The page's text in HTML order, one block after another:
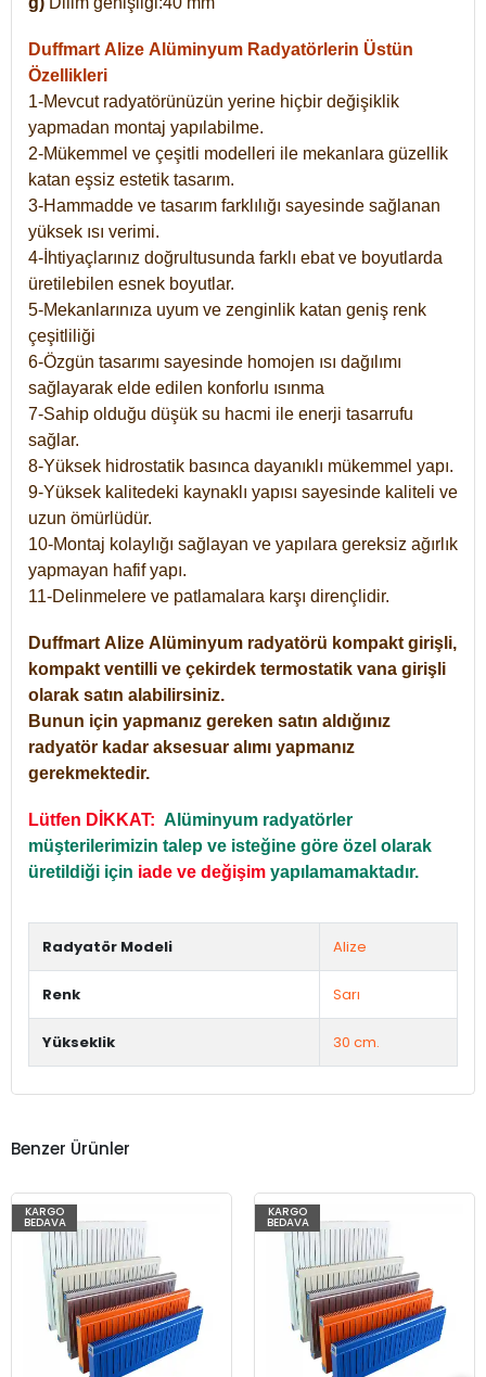
Duffmart Alize Alüminyum Radyatörlerin Üstün
Özellikleri
1-Mevcut radyatörünüzün yerine hiçbir değişiklik
yapmadan montaj yapılabilme.
2-Mükemmel ve çeşitli modelleri ile mekanlara güzellik
katan eşsiz estetik tasarım.
3-Hammadde ve tasarım farklılığı sayesinde sağlanan
yüksek ısı verimi.
4-İhtiyaçlarınız doğrultusunda farklı ebat ve boyutlarda
üretilebilen esnek boyutlar.
5-Mekanlarınıza uyum ve zenginlik katan geniş renk
çeşitliliği
6-Özgün tasarımı sayesinde homojen ısı dağılımı
sağlayarak elde edilen konforlu ısınma
7-Sahip olduğu düşük su hacmi ile enerji tasarrufu
sağlar.
8-Yüksek hidrostatik basınca dayanıklı mükemmel yapı.
9-Yüksek kalitedeki kaynaklı yapısı sayesinde kaliteli ve
uzun ömürlüdür.
10-Montaj kolaylığı sağlayan ve yapılara gereksiz ağırlık
yapmayan hafif yapı.
11-Delinmelere ve patlamalara karşı dirençlidir.
Duffmart Alize Alüminyum radyatörü kompakt girişli,
kompakt ventilli ve çekirdek termostatik vana girişli
olarak satın alabilirsiniz.
Bunun için yapmanız gereken satın aldığınız
radyatör kadar aksesuar alımı yapmanız
gerekmektedir.
Lütfen DİKKAT: Alüminyum radyatörler
müşterilerimizin talep ve isteğine göre özel olarak
üretildiği için iade ve değişim yapılamamaktadır.
Radyatör Modeli Alize
Renk Sarı
Yükseklik 30 cm.
Benzer Ürünler
KARGO
BEDAVA
KARGO
BEDAVA